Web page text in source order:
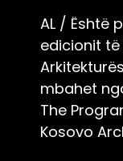
AL / Është
edicionit
mbahet
The
Kosovo